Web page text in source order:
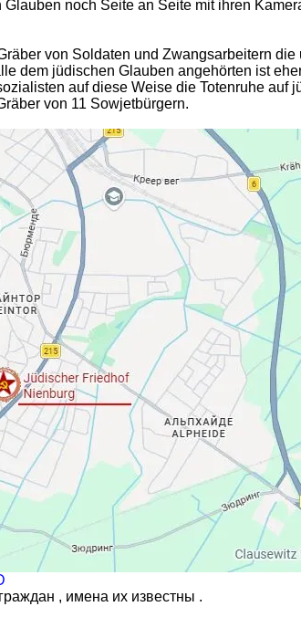
noch Seite an Seite mit ihren
von Soldaten und Zwangsarbeitern die
dem jüdischen Glauben angehörten ist
auf diese Weise die Totenruhe auf
von 11 Sowjetbürgern.
, имена их известны .